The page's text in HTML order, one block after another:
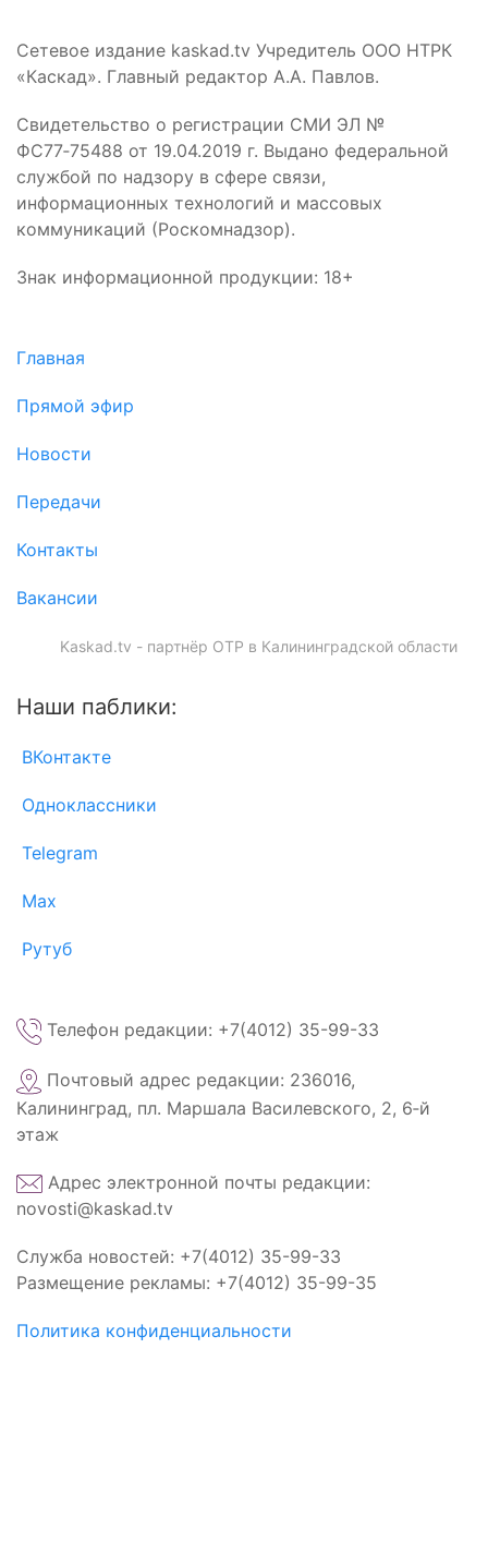
Сетевое издание kaskad.tv Учредитель ООО НТРК
«Каскад». Главный редактор А.А. Павлов.
Свидетельство о регистрации СМИ ЭЛ №
ФС77‑75488 от 19.04.2019 г. Выдано федеральной
службой по надзору в сфере связи,
информационных технологий и массовых
коммуникаций (Роскомнадзор).
Знак информационной продукции: 18+
Главная
Прямой эфир
Новости
Передачи
Контакты
Вакансии
Kaskad.tv - партнёр ОТР в Калининградской области
Наши паблики:
ВКонтакте
Одноклассники
Telegram
Max
Рутуб
Телефон редакции: +7(4012) 35-99-33
Почтовый адрес редакции: 236016,
Калининград, пл. Маршала Василевского, 2, 6‑й
этаж
Адрес электронной почты редакции:
novosti@kaskad.tv
Служба новостей: +7(4012) 35-99-33
Размещение рекламы: +7(4012) 35-99-35
Политика конфиденциальности